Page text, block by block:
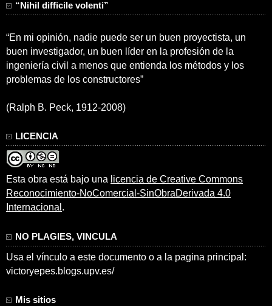
“Nihil difficile volenti”
“En mi opinión, nadie puede ser un buen proyectista, un
buen investigador, un buen líder en la profesión de la
ingeniería civil a menos que entienda los métodos y los
problemas de los constructores”
(Ralph B. Peck, 1912-2008)
LICENCIA
Esta obra está bajo una licencia de Creative Commons
Reconocimiento-NoComercial-SinObraDerivada 4.0
Internacional .
NO PLAGIES, VINCULA
Usa el vínculo a este documento o a la pagina principal:
victoryepes.blogs.upv.es/
Mis sitios